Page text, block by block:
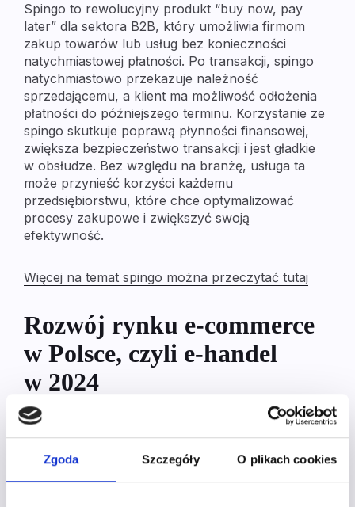
Zgoda Szczegóły O plikach cookies
Spingo to rewolucyjny produkt “buy now, pay
later” dla sektora B2B, który umożliwia firmom
zakup towarów lub usług bez konieczności
natychmiastowej płatności. Po transakcji, spingo
natychmiastowo przekazuje należność
sprzedającemu, a klient ma możliwość odłożenia
płatności do późniejszego terminu. Korzystanie ze
spingo skutkuje poprawą płynności finansowej,
zwiększa bezpieczeństwo transakcji i jest gładkie
w obsłudze. Bez względu na branżę, usługa ta
może przynieść korzyści każdemu
przedsiębiorstwu, które chce optymalizować
procesy zakupowe i zwiększyć swoją
efektywność.
Więcej na temat spingo można przeczytać tutaj
Rozwój rynku e-commerce
w Polsce, czyli e-handel
w 2024
Według danych z 2021 roku, rynek e-commerce
Przychód z e-handlu B2B wzrósł o blisko 20%
w porównaniu do roku 2020 i wyniósł 86 mld zł.